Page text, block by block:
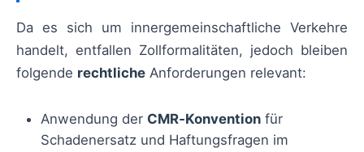
Da es sich um innergemeinschaftliche Verkehre
handelt, entfallen Zollformalitäten, jedoch bleiben
folgende rechtliche Anforderungen relevant:
Anwendung der CMR‑Konvention für
Schadenersatz und Haftungsfragen im